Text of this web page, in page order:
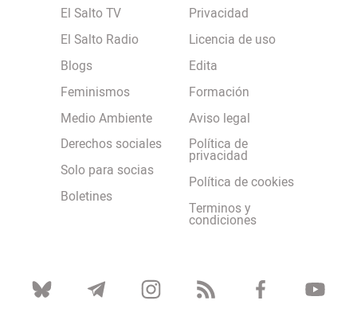
El Salto TV
El Salto Radio
Blogs
Feminismos
Medio Ambiente
Derechos sociales
Solo para socias
Boletines
Privacidad
Licencia de uso
Edita
Formación
Aviso legal
Política de
privacidad
Política de cookies
Terminos y
condiciones